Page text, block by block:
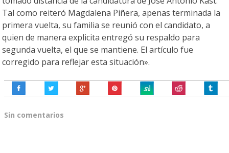
Tal como reiteró Magdalena Piñera, apenas terminada la
primera vuelta, su familia se reunió con el candidato, a
quien de manera explicita entregó su respaldo para
segunda vuelta, el que se mantiene. El artículo fue
corregido para reflejar esta situación».
Sin comentarios